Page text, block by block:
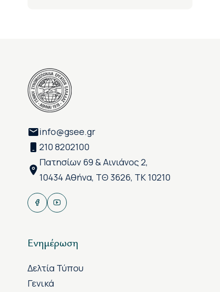
info@gsee.gr
210 8202100
Πατησίων 69 & Αινιάνος 2,
10434 Αθήνα, ΤΘ 3626, ΤΚ 10210
Ενημέρωση
Δελτία Τύπου
Γενικά